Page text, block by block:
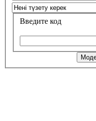
Введите код